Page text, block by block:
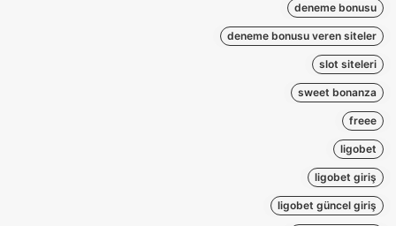
deneme bonusu
deneme bonusu veren siteler
slot siteleri
sweet bonanza
freee
ligobet
ligobet giriş
ligobet güncel giriş